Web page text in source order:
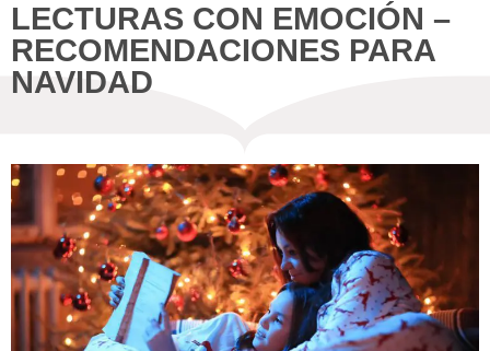
LECTURAS CON EMOCIÓN –
RECOMENDACIONES PARA
NAVIDAD